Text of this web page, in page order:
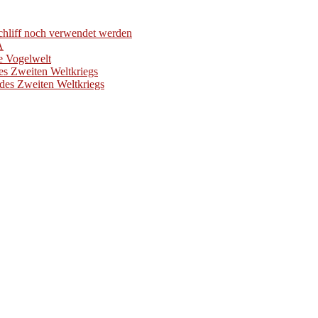
noch verwendet werden
Vogelwelt
Zweiten Weltkriegs
Zweiten Weltkriegs